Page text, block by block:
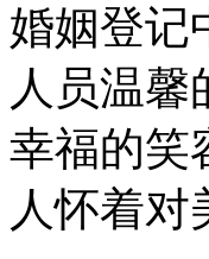
婚姻登记
人员温
幸福的笑
人怀着